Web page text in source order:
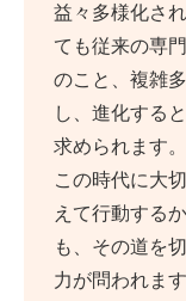
益々多様化さ
ても従来の専
のこと、複雑
し、進化する
求められます。
この時代に大
えて行動する
も、その道を
力が問われます